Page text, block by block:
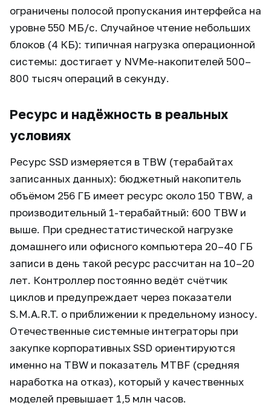
ограничены полосой пропускания интерфейса на
уровне 550 МБ/с. Случайное чтение небольших
блоков (4 КБ): типичная нагрузка операционной
системы: достигает у NVMe-накопителей 500–
800 тысяч операций в секунду.
Ресурс и надёжность в реальных
условиях
Ресурс SSD измеряется в TBW (терабайтах
записанных данных): бюджетный накопитель
объёмом 256 ГБ имеет ресурс около 150 TBW, а
производительный 1-терабайтный: 600 TBW и
выше. При среднестатистической нагрузке
домашнего или офисного компьютера 20–40 ГБ
записи в день такой ресурс рассчитан на 10–20
лет. Контроллер постоянно ведёт счётчик
циклов и предупреждает через показатели
S.M.A.R.T. о приближении к предельному износу.
Отечественные системные интеграторы при
закупке корпоративных SSD ориентируются
именно на TBW и показатель MTBF (средняя
наработка на отказ), который у качественных
моделей превышает 1,5 млн часов.